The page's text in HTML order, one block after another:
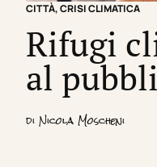
CITTÀ,CRISI CLIMATICA
Rifugi
al
di Nicola Moscheni